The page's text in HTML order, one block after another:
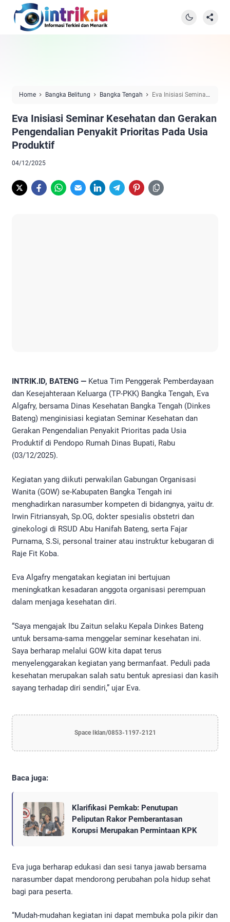
Home Bangka Belitung Bangka Tengah
Eva Inisiasi Seminar
Produktif
Eva Inisiasi Seminar Kesehatan dan Gerakan
Pengendalian Penyakit Prioritas Pada Usia
Produktif
04/12/2025
INTRIK.ID, BATENG — Ketua Tim Penggerak Pemberdayaan
dan Kesejahteraan Keluarga (TP-PKK) Bangka Tengah, Eva
Algafry, bersama Dinas Kesehatan Bangka Tengah (Dinkes
Bateng) menginisiasi kegiatan Seminar Kesehatan dan
Gerakan Pengendalian Penyakit Prioritas pada Usia
Produktif di Pendopo Rumah Dinas Bupati, Rabu
(03/12/2025).
Kegiatan yang diikuti perwakilan Gabungan Organisasi
Wanita (GOW) se-Kabupaten Bangka Tengah ini
menghadirkan narasumber kompeten di bidangnya, yaitu dr.
Irwin Fitriansyah, Sp.OG, dokter spesialis obstetri dan
ginekologi di RSUD Abu Hanifah Bateng, serta Fajar
Purnama, S.Si, personal trainer atau instruktur kebugaran di
Raje Fit Koba.
Eva Algafry mengatakan kegiatan ini bertujuan
meningkatkan kesadaran anggota organisasi perempuan
dalam menjaga kesehatan diri.
“Saya mengajak Ibu Zaitun selaku Kepala Dinkes Bateng
untuk bersama-sama menggelar seminar kesehatan ini.
Saya berharap melalui GOW kita dapat terus
menyelenggarakan kegiatan yang bermanfaat. Peduli pada
kesehatan merupakan salah satu bentuk apresiasi dan kasih
sayang terhadap diri sendiri,” ujar Eva.
Space Iklan/0853-1197-2121
Baca juga:
Klarifikasi Pemkab: Penutupan
Peliputan Rakor Pemberantasan
Korupsi Merupakan Permintaan KPK
Eva juga berharap edukasi dan sesi tanya jawab bersama
narasumber dapat mendorong perubahan pola hidup sehat
bagi para peserta.
“Mudah-mudahan kegiatan ini dapat membuka pola pikir dan